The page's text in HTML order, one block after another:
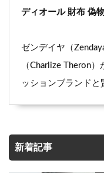
ディオール 財布 偽
ゼンデイヤ（
（Charlize Theron
ッションブランドと
新着記事